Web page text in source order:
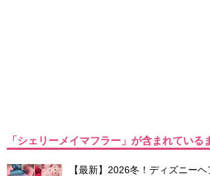
「シェリーメイマフラー」が含まれている
【最新】2026冬！ディズニーヘ